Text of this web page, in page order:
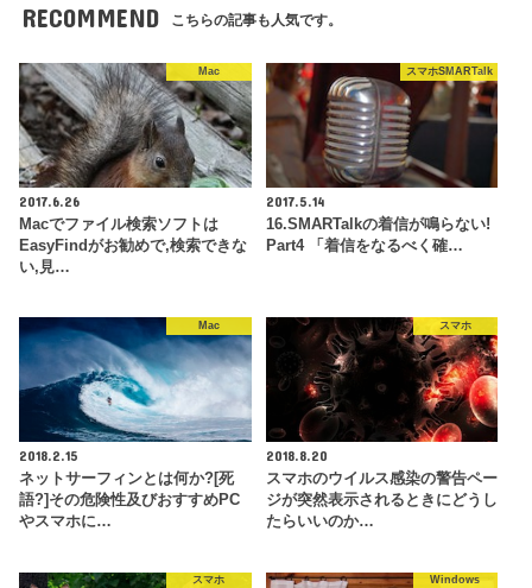
RECOMMEND こちらの記事も人気です。
Mac
2017.6.26
Macでファイル検索ソフトは
EasyFindがお勧めで,検索できな
い,見…
スマホSMARTalk
2017.5.14
16.SMARTalkの着信が鳴らない!
Part4 「着信をなるべく確…
Mac
2018.2.15
ネットサーフィンとは何か?[死
語?]その危険性及びおすすめPC
やスマホに…
スマホ
2018.8.20
スマホのウイルス感染の警告ペー
ジが突然表示されるときにどうし
たらいいのか…
スマホ Windows